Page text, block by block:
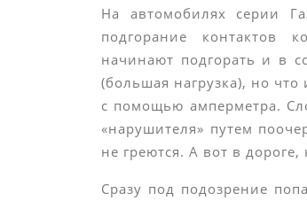
На автомобилях серии
подгорание контактов
начинают подгорать и в
(большая нагрузка), но
с помощью амперметра.
«нарушителя» путем
не греются. А вот в дороге,
Сразу под подозрение